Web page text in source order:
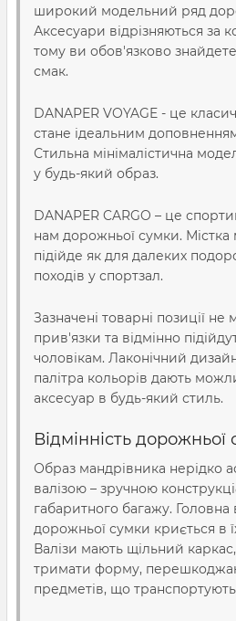
широкий модельний ряд
Аксесуари відрізняються за
тому ви обов'язково
смак.
DANAPER VOYAGE - це
стане ідеальним
Стильна мінімалістична
у будь-який образ.
DANAPER CARGO – це
нам дорожньої сумки. Містка
підійде як для далеких
походів у спортзал.
Зазначені товарні позиції
прив'язки та відмінно
чоловікам. Лаконічний
палітра кольорів дають
аксесуар в будь-який стиль.
Відмінність дорожньої
Образ мандрівника нерідко
валізою – зручною
габаритного багажу. Головна
дорожньої сумки криється в
Валізи мають щільний
тримати форму,
предметів, що